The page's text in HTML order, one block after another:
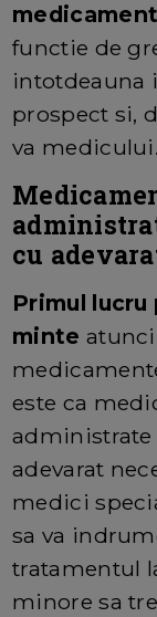
functie de
intotdeauna
prospect si,
va medicului.
cu
Primul
minte
este ca
administrate
adevarat
medici
sa va
tratamentul
minore sa